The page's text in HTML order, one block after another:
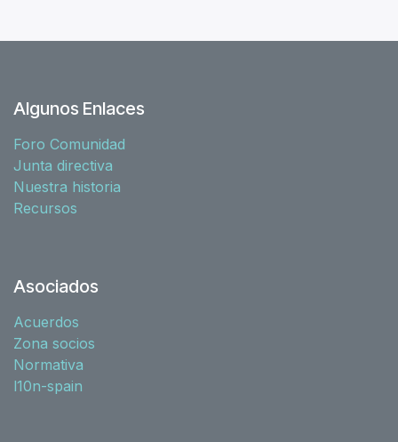
Algunos Enlaces
Foro Comunidad
Junta directiva
Nuestra historia
Recursos
Asociados
Acuerdos
Zona socios
Normativa
l10n-spain